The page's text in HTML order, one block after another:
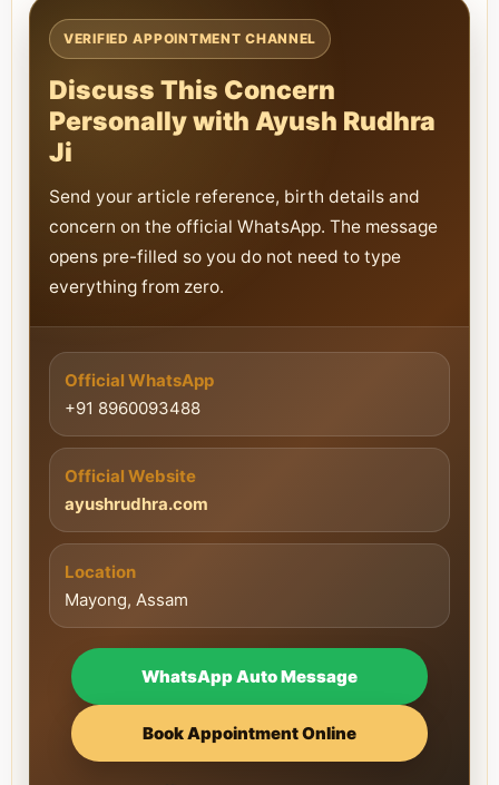
VERIFIED APPOINTMENT CHANNEL
Discuss This Concern
Personally with Ayush Rudhra
Ji
Send your article reference, birth details and
concern on the official WhatsApp. The message
opens pre-filled so you do not need to type
everything from zero.
Official WhatsApp
+91 8960093488
Official Website
ayushrudhra.com
Location
Mayong, Assam
WhatsApp Auto Message
Book Appointment Online